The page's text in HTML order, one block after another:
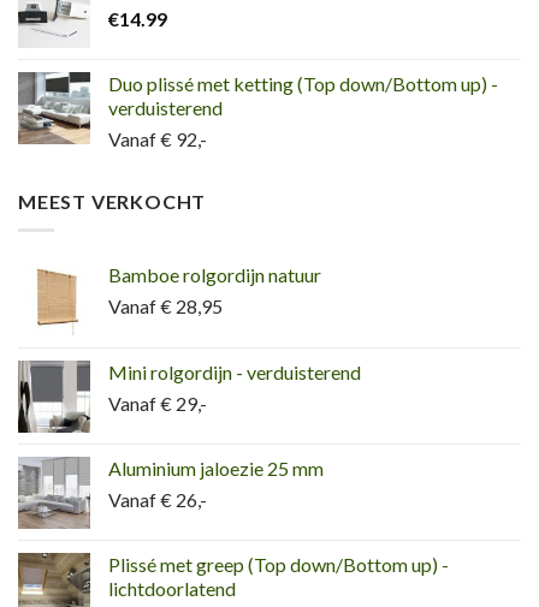
€14.99
Duo plissé met ketting (Top down/Bottom up) -
verduisterend
Vanaf € 92,-
MEEST VERKOCHT
Bamboe rolgordijn natuur
Vanaf € 28,95
Mini rolgordijn - verduisterend
Vanaf € 29,-
Aluminium jaloezie 25 mm
Vanaf € 26,-
Plissé met greep (Top down/Bottom up) -
lichtdoorlatend